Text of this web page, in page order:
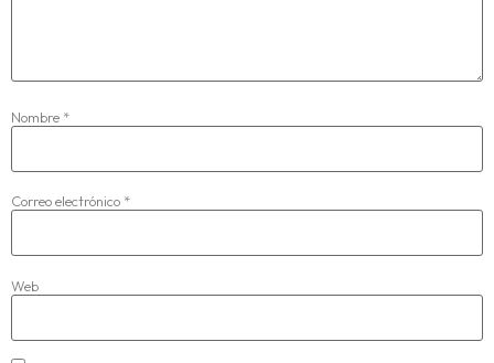
Nombre *
Correo electrónico *
Web